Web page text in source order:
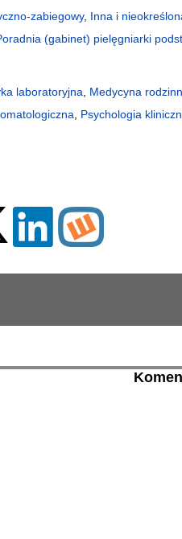
zabiegowy, Inna i
(gabinet) pielęgniarki
laboratoryjna Medycyna
Psychologia